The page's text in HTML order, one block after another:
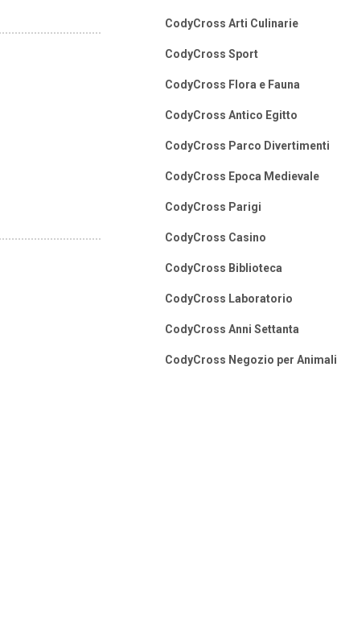
CodyCross Arti Culinarie
CodyCross Sport
CodyCross Flora e Fauna
CodyCross Antico Egitto
CodyCross Parco Divertimenti
CodyCross Epoca Medievale
CodyCross Parigi
CodyCross Casino
CodyCross Biblioteca
CodyCross Laboratorio
CodyCross Anni Settanta
CodyCross Negozio per Animali